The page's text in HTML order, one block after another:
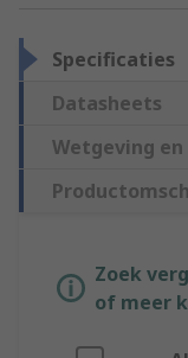
Specificaties
Datasheets
Wetgeving
Zoek
of meer